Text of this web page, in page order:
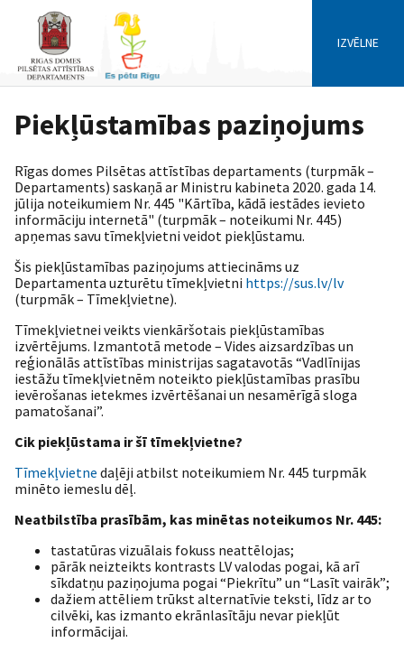
IZVĒLNE
Piekļūstamības paziņojums
Rīgas domes Pilsētas attīstības departaments (turpmāk –
Departaments) saskaņā ar Ministru kabineta 2020. gada 14.
jūlija noteikumiem Nr. 445 "Kārtība, kādā iestādes ievieto
informāciju internetā" (turpmāk – noteikumi Nr. 445)
apņemas savu tīmekļvietni veidot piekļūstamu.
Šis piekļūstamības paziņojums attiecināms uz
Departamenta uzturētu tīmekļvietni https://sus.lv/lv
(turpmāk – Tīmekļvietne).
Tīmekļvietnei veikts vienkāršotais piekļūstamības
izvērtējums. Izmantotā metode – Vides aizsardzības un
reģionālās attīstības ministrijas sagatavotās “Vadlīnijas
iestāžu tīmekļvietnēm noteikto piekļūstamības prasību
ievērošanas ietekmes izvērtēšanai un nesamērīgā sloga
pamatošanai”.
Cik piekļūstama ir šī tīmekļvietne?
Tīmekļvietne daļēji atbilst noteikumiem Nr. 445 turpmāk
minēto iemeslu dēļ.
Neatbilstība prasībām, kas minētas noteikumos Nr. 445:
tastatūras vizuālais fokuss neattēlojas;
pārāk neizteikts kontrasts LV valodas pogai, kā arī
sīkdatņu paziņojuma pogai “Piekrītu” un “Lasīt vairāk”;
dažiem attēliem trūkst alternatīvie teksti, līdz ar to
cilvēki, kas izmanto ekrānlasītāju nevar piekļūt
informācijai.